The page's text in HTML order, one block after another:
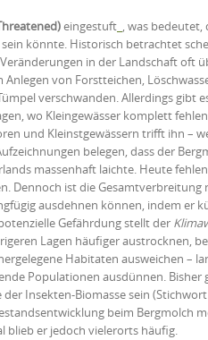
eingestuft , was
könnte. Historisch betrachtet
in der Landschaft oft
von Forstteichen,
verschwanden. Allerdings gibt
wo Kleingewässer komplett
und Kleinstgewässern trifft ihn –
belegen, dass der
massenhaft laichte. Heute
Dennoch ist die Gesamtverbreitung
ausdehnen können, indem er
Gefährdung stellt der
Lagen häufiger austrocknen,
Habitaten ausweichen –
Populationen ausdünnen. Bisher
Insekten-Biomasse sein
beim Bergmolch
blieb er jedoch vielerorts häufig.